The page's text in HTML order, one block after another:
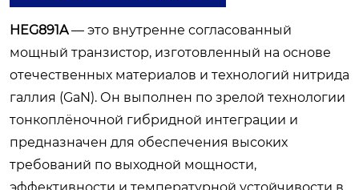
HEG891A— это внутренне согласованный
мощный транзистор, изготовленный на основе
отечественных материалов и технологий нитрида
галлия (GaN). Он выполнен по зрелой технологии
тонкоплёночной гибридной интеграции и
предназначен для обеспечения высоких
требований по выходной мощности,
эффективности и температурной устойчивости в